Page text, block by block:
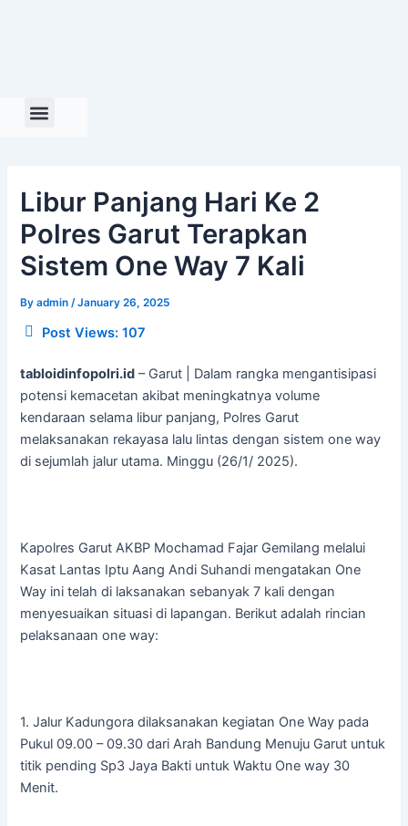
Libur Panjang Hari Ke 2
Polres Garut Terapkan
Sistem One Way 7 Kali
Byadmin /January 26, 2025
Post Views: 107
tabloidinfopolri.id – Garut | Dalam rangka mengantisipasi
potensi kemacetan akibat meningkatnya volume
kendaraan selama libur panjang, Polres Garut
melaksanakan rekayasa lalu lintas dengan sistem one way
di sejumlah jalur utama. Minggu (26/1/ 2025).
Kapolres Garut AKBP Mochamad Fajar Gemilang melalui
Kasat Lantas Iptu Aang Andi Suhandi mengatakan One
Way ini telah di laksanakan sebanyak 7 kali dengan
menyesuaikan situasi di lapangan. Berikut adalah rincian
pelaksanaan one way:
1. Jalur Kadungora dilaksanakan kegiatan One Way pada
Pukul 09.00 – 09.30 dari Arah Bandung Menuju Garut untuk
titik pending Sp3 Jaya Bakti untuk Waktu One way 30
Menit.